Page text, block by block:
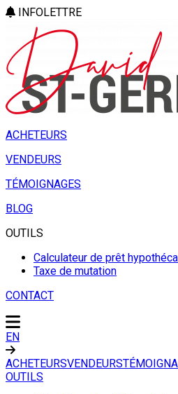
INFOLETTRE
ACHETEURS
VENDEURS
TÉMOIGNAGES
BLOG
OUTILS
Calculateur de prêt
Taxe de mutation
CONTACT
EN
ACHETEURSVENDEURS
OUTILS